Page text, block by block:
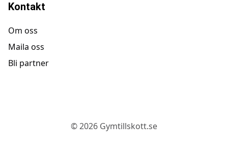
Kontakt
Om oss
Maila oss
Bli partner
©2026 Gymtillskott.se